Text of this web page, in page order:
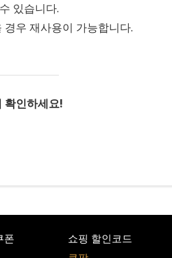
있습니다.
우 재사용이 가능합니다.
확인하세요!
폰
쇼핑 할인코드